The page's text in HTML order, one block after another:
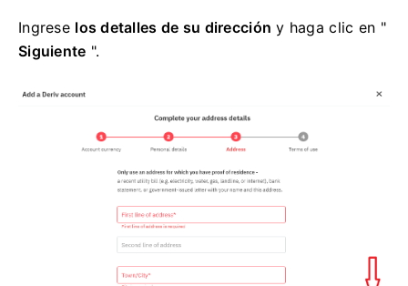
Ingrese los detalles de su dirección y haga clic en "
Siguiente ".